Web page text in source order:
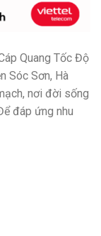
Quang Tốc Độ
Sóc Sơn, Hà
nơi đời sống
đáp ứng nhu